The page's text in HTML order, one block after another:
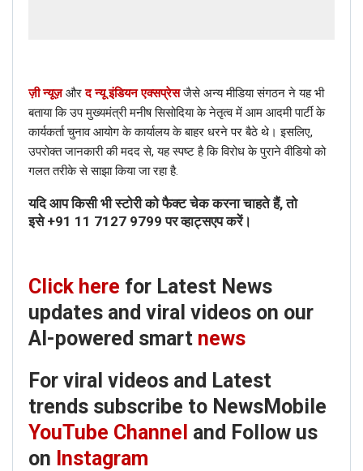
WhatsApp it now on +91 88268 00707
Click herefor Latest News
updates and viral videos on our
ज़ी न्यूज़औरद न्यू इंडियन एक्सप्रेसजैसे अन्य मीडिया संगठन ने यह भी
बताया कि उप मुख्यमंत्री मनीष सिसोदिया के नेतृत्व में आम आदमी पार्टी के
कार्यकर्ता चुनाव आयोग के कार्यालय के बाहर धरने पर बैठे थे। इसलिए,
उपरोक्त जानकारी की मदद से, यह स्पष्ट है कि विरोध के पुराने वीडियो को
गलत तरीके से साझा किया जा रहा है.
यदि आप किसी भी स्टोरी को फैक्ट चेक करना चाहते हैं, तो
इसे+91 11 7127 9799पर व्हाट्सएप करें।
Click here for Latest News
updates and viral videos on our
AI-powered smart news
For viral videos and Latest
trends subscribe to NewsMobile
YouTube Channel and Follow us
on Instagram